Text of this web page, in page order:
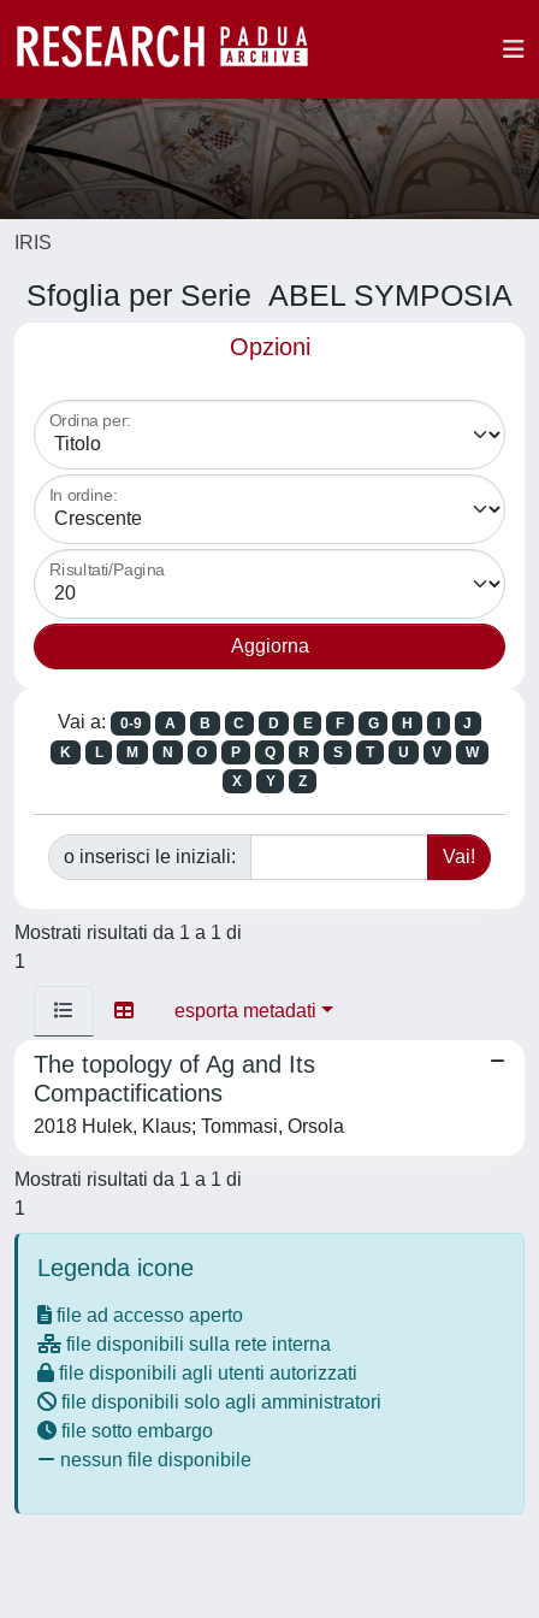
IRIS
Sfoglia per Serie ABEL SYMPOSIA
Opzioni
Ordina per:
In ordine:
Risultati/Pagina
Vai a: 0-9 A B C D E F G H
J
K
L M N O P Q R S T U V
W
X
Y Z
o inserisci le iniziali:
Mostrati risultati da 1 a 1 di
1
esporta metadati
The topology of Ag and Its
Compactifications
2018 Hulek, Klaus; Tommasi, Orsola
Mostrati risultati da 1 a 1 di
1
Legenda icone
file ad accesso aperto
file disponibili sulla rete interna
file disponibili agli utenti autorizzati
file disponibili solo agli amministratori
file sotto embargo
nessun file disponibile